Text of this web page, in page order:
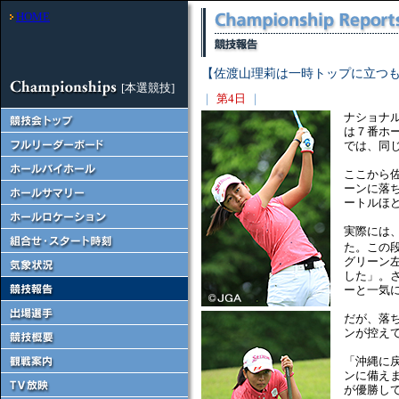
HOME
[本選競技]
【佐渡山理莉は一時トップに立つ
｜
第4日
｜
ナショナ
は７番ホ
では、同
ここから
ーンに落
ートルほ
実際には
た。この
グリーン
した」。
ーと一気
だが、落
ンが控え
「沖縄に
ンに備え
が優勝し